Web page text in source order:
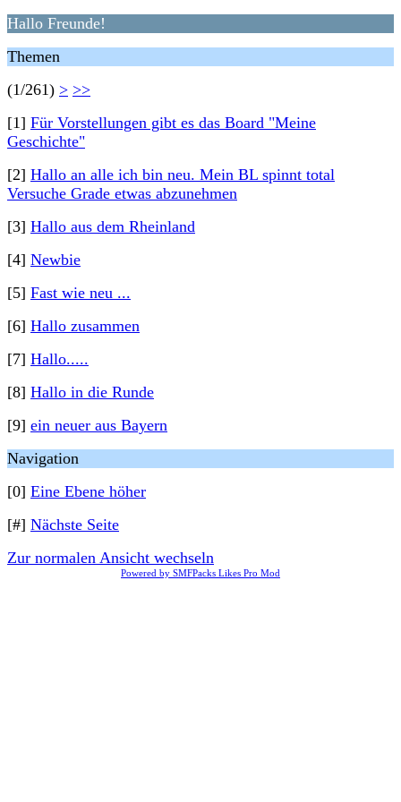
Hallo Freunde!
Themen
(1/261) > >>
[1] Für Vorstellungen gibt es das Board "Meine
Geschichte"
[2] Hallo an alle ich bin neu. Mein BL spinnt total
Versuche Grade etwas abzunehmen
[3] Hallo aus dem Rheinland
[4] Newbie
[5] Fast wie neu ...
[6] Hallo zusammen
[7] Hallo.....
[8] Hallo in die Runde
[9] ein neuer aus Bayern
Navigation
[0] Eine Ebene höher
[#] Nächste Seite
Zur normalen Ansicht wechseln
Powered by SMFPacks Likes Pro Mod